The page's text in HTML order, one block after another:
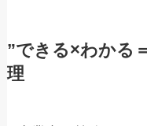
”できる×わかる
理